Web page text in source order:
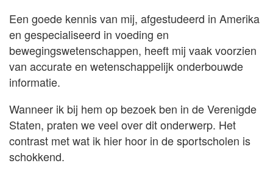
Een goede kennis van mij, afgestudeerd in Amerika
en gespecialiseerd in voeding en
bewegingswetenschappen, heeft mij vaak voorzien
van accurate en wetenschappelijk onderbouwde
informatie.
Wanneer ik bij hem op bezoek ben in de Verenigde
Staten, praten we veel over dit onderwerp. Het
contrast met wat ik hier hoor in de sportscholen is
schokkend.